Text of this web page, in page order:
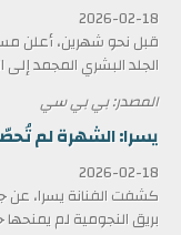
2026-02-18
قبل نحو شهرين، أعلن
الجلد البشري المجمد
المصدر: بي بي سي
يسرا: الشهرة لم
2026-02-18
كشفت الفنانة يسرا،
بريق النجومية لم